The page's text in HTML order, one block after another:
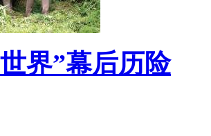
界”幕后历险